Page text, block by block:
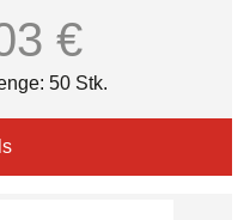
€
50 Stk.